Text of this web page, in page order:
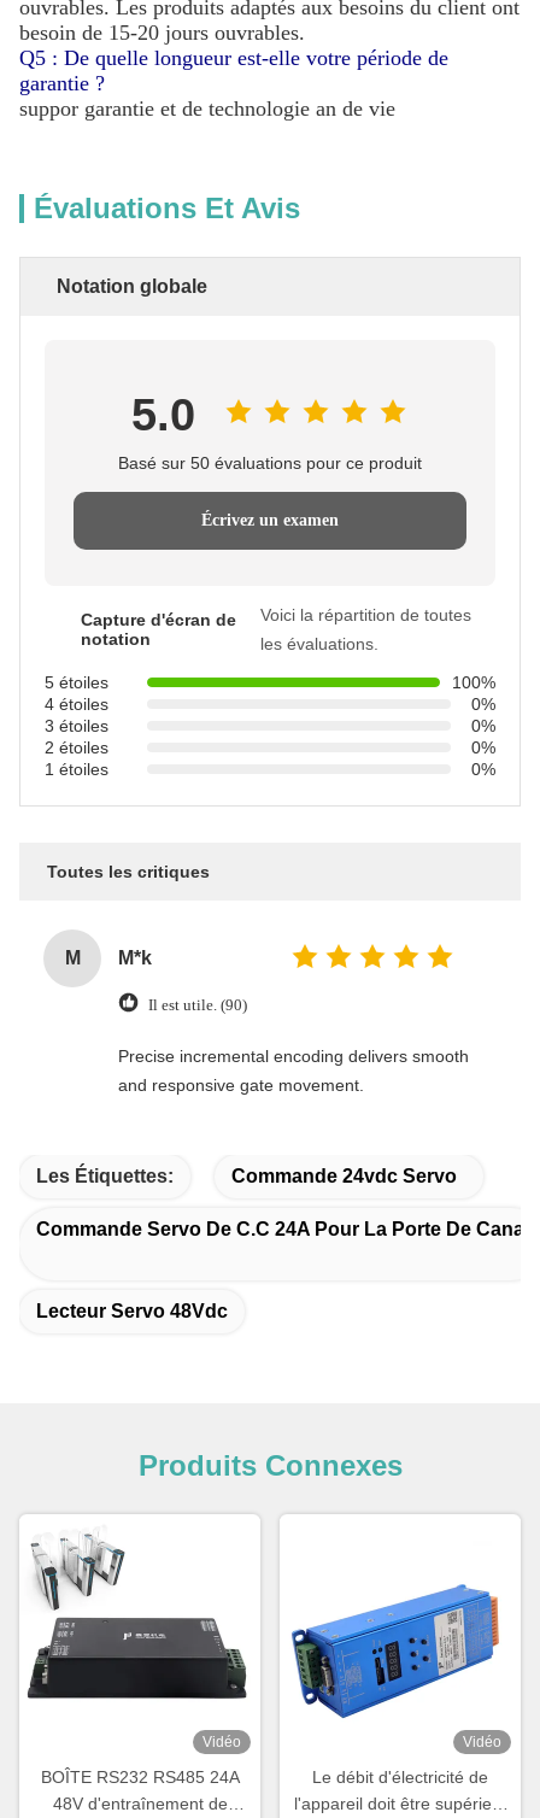
ouvrables. Les produits adaptés aux besoins du client ont
besoin de 15-20 jours ouvrables.
Q5 : De quelle longueur est-elle votre période de
garantie ?
suppor garantie et de technologie an de vie
Évaluations Et Avis
Notation globale
5.0
Basé sur 50 évaluations pour ce produit
Écrivez un examen
Capture d'écran de
notation
Voici la répartition de toutes
les évaluations.
5 étoiles
100%
4 étoiles
0%
3 étoiles
0%
2 étoiles
0%
1 étoiles
0%
Toutes les critiques
M M*k
Il est utile. (90)
Precise incremental encoding delivers smooth
and responsive gate movement.
Les Étiquettes: Commande 24vdc Servo
Commande Servo De C.C 24A Pour La Porte De Canal
Lecteur Servo 48Vdc
Produits Connexes
Vidéo
BOÎTE RS232 RS485 24A
48V d'entraînement de
Vidéo
Le débit d'électricité de
l'appareil doit être supérieur